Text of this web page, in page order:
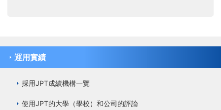
運用實績
採用JPT成績機構一覽
使用JPT的大學（學校）和公司的評論